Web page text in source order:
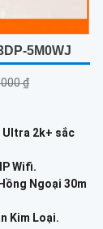
5M0WJ
₫
Ultra 2k+ sắc
IP Wifi.
Hồng Ngoại 30m
Kim Loại.